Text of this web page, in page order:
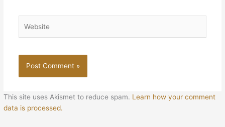
This site uses Akismet to reduce spam. Learn how your comment
data is processed.